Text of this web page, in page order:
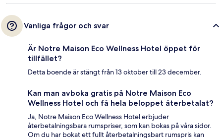
Vanliga frågor och svar
Är Notre Maison Eco Wellness Hotel öppet för
tillfället?
Detta boende är stängt från 13 oktober till 23 december.
Kan man avboka gratis på Notre Maison Eco
Wellness Hotel och få hela beloppet återbetalat?
Ja, Notre Maison Eco Wellness Hotel erbjuder
återbetalningsbara rumspriser, som kan bokas på våra sidor.
Om du har bokat ett fullt återbetalningsbart rumspris kan